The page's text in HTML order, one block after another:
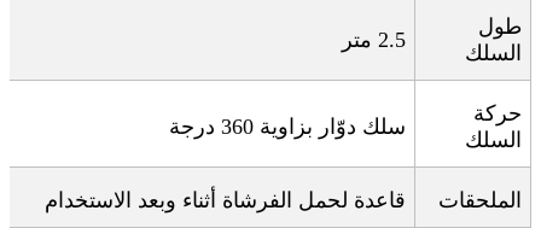
طول
السلك
2.5 متر
حركة
السلك
سلك دوّار بزاوية 360 درجة
الملحقات قاعدة لحمل الفرشاة أثناء وبعد الاستخدام